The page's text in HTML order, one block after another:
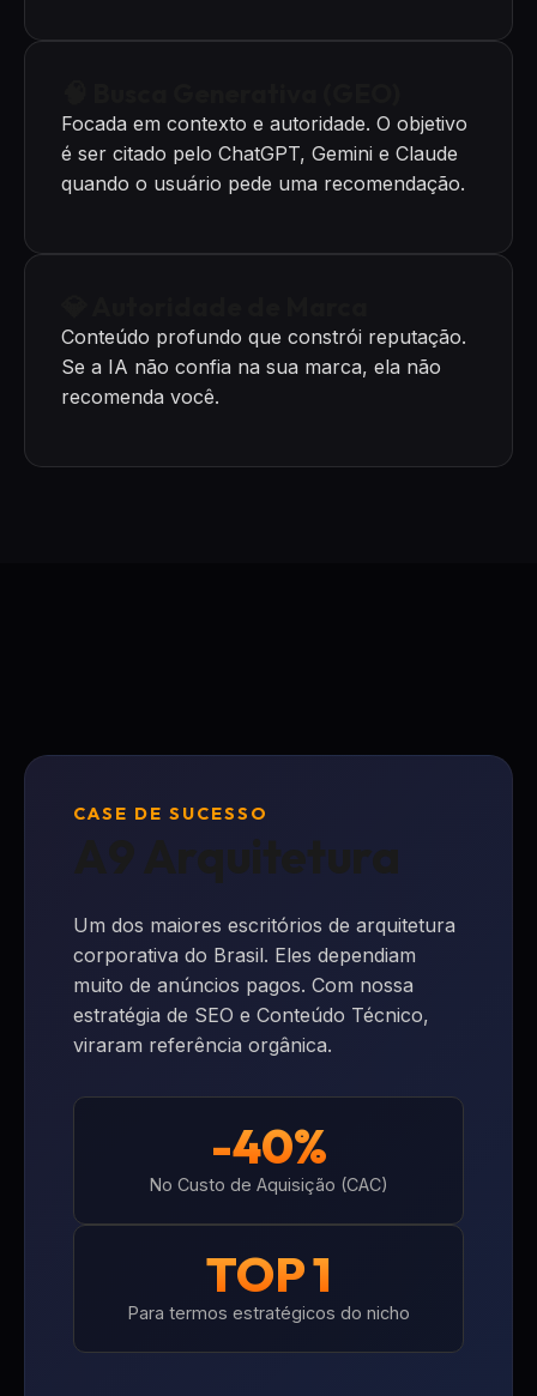
Focada em contexto e autoridade. O objetivo
é ser citado pelo ChatGPT, Gemini e Claude
quando o usuário pede uma recomendação.
Conteúdo profundo que constrói reputação.
Se a IA não confia na sua marca, ela não
recomenda você.
CASE DE SUCESSO
A9 Arquitetura
Um dos maiores escritórios de arquitetura
corporativa do Brasil. Eles dependiam
muito de anúncios pagos. Com nossa
estratégia de SEO e Conteúdo Técnico,
viraram referência orgânica.
-40%
No Custo de Aquisição (CAC)
TOP 1
Para termos estratégicos do nicho